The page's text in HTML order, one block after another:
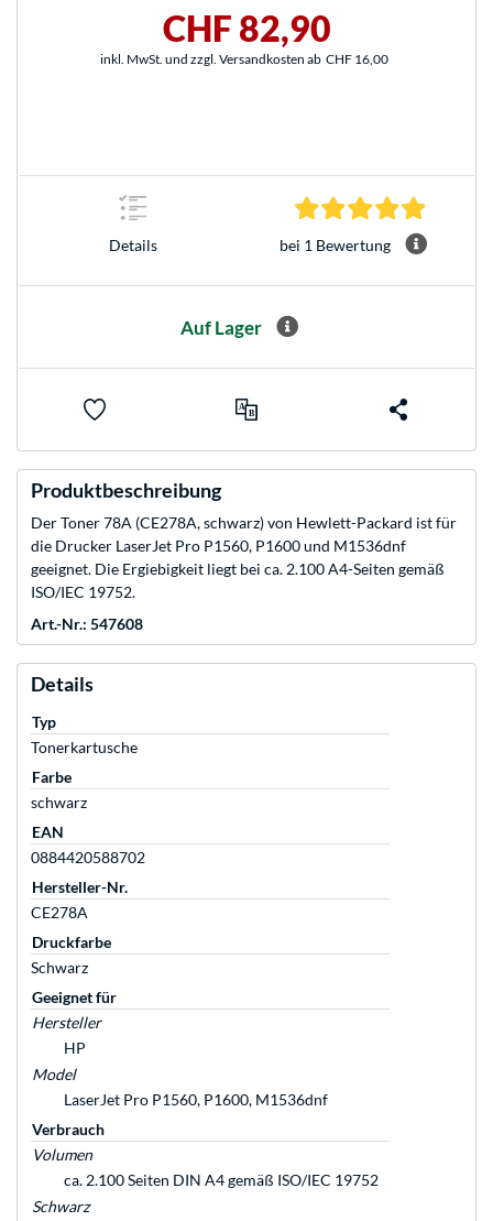
CHF 82,90
inkl. MwSt. und zzgl. Versandkosten ab CHF 16,00
Details bei 1 Bewertung
Auf Lager
Produktbeschreibung
Der Toner 78A (CE278A, schwarz) von Hewlett-Packard ist für
die Drucker LaserJet Pro P1560, P1600 und M1536dnf
geeignet. Die Ergiebigkeit liegt bei ca. 2.100 A4-Seiten gemäß
ISO/IEC 19752.
Art.-Nr.: 547608
Details
Typ
Tonerkartusche
Farbe
schwarz
EAN
0884420588702
Hersteller-Nr.
CE278A
Druckfarbe
Schwarz
Geeignet für
Hersteller
HP
Model
LaserJet Pro P1560, P1600, M1536dnf
Verbrauch
Volumen
ca. 2.100 Seiten DIN A4 gemäß ISO/IEC 19752
Schwarz